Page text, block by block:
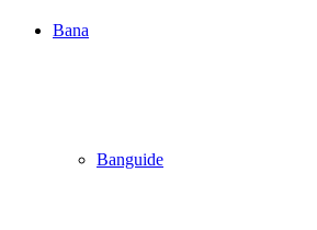
Bana
Banguide